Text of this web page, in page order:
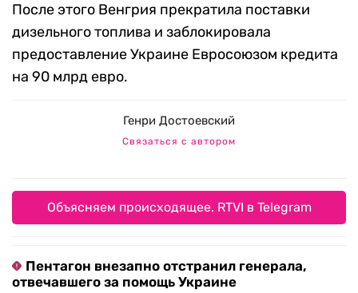
После этого Венгрия прекратила поставки
дизельного топлива и заблокировала
предоставление Украине Евросоюзом кредита
на 90 млрд евро.
Генри Достоевский
Связаться с автором
Объясняем происходящее. RTVI в Telegram
Пентагон внезапно отстранил генерала,
отвечавшего за помощь Украине